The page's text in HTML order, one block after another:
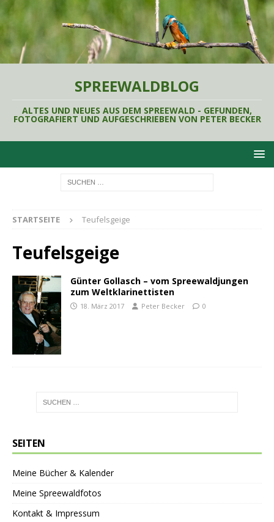
SPREEWALDBLOG
ALTES UND NEUES AUS DEM SPREEWALD - GEFUNDEN,
FOTOGRAFIERT UND AUFGESCHRIEBEN VON PETER BECKER
STARTSEITE Teufelsgeige
Teufelsgeige
Günter Gollasch – vom Spreewaldjungen
zum Weltklarinettisten
18. März 2017 Peter Becker 0
SEITEN
Meine Bücher & Kalender
Meine Spreewaldfotos
Kontakt & Impressum